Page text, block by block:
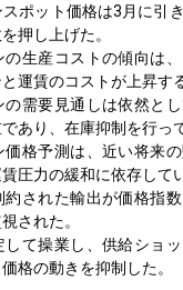
ポット価格は3月に引
押し上げた。
生産コストの傾向は
運賃のコストが上昇す
需要見通しは依然と
あり、在庫抑制を行っ
格予測は、近い将来
圧力の緩和に依存して
約された輸出が価格指
された。
して操業し、供給ショ
格の動きを抑制した。